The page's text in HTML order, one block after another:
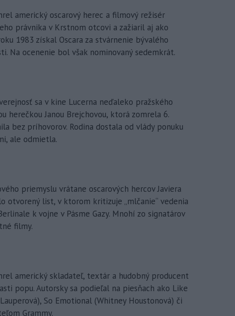
americký oscarový herec a filmový režisér
právnika v Krstnom otcovi a zažiaril aj ako
1983 získal Oscara za stvárnenie bývalého
Na ocenenie bol však nominovaný sedemkrát.
sa v kine Lucerna neďaleko pražského
herečkou Janou Brejchovou, ktorá zomrela 6.
bez príhovorov. Rodina dostala od vlády ponuku
ale odmietla.
priemyslu vrátane oscarových hercov Javiera
otvorený list, v ktorom kritizuje „mlčanie“ vedenia
k vojne v Pásme Gazy. Mnohí zo signatárov
filmy.
americký skladateľ, textár a hudobný producent
popu. Autorsky sa podieľal na piesňach ako Like
So Emotional (Whitney Houstonová) či
Grammy.